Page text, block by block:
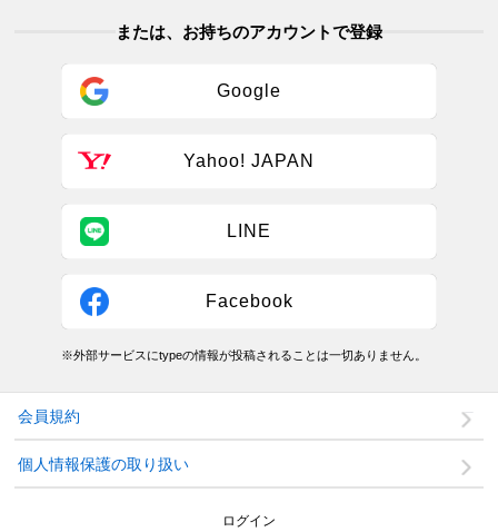
または、お持ちのアカウントで登録
Google
Yahoo! JAPAN
LINE
Facebook
※外部サービスにtypeの情報が投稿されることは一切ありません。
会員規約
個人情報保護の取り扱い
ログイン